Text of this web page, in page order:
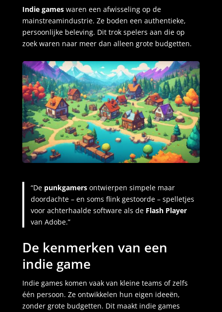
Indie gameswaren een afwisseling op de
mainstreamindustrie. Ze boden een authentieke,
persoonlijke beleving. Dit trok spelers aan die op
zoek waren naar meer dan alleen grote budgetten.
“De punkgamers ontwierpen simpele maar
doordachte – en soms flink gestoorde – spelletjes
voor achterhaalde software als de Flash Player
van Adobe.”
De kenmerken van een
indie game
Indie games komen vaak van kleine teams of zelfs
één persoon. Ze ontwikkelen hun eigen ideeën,
zonder grote budgetten. Dit maakt indie games